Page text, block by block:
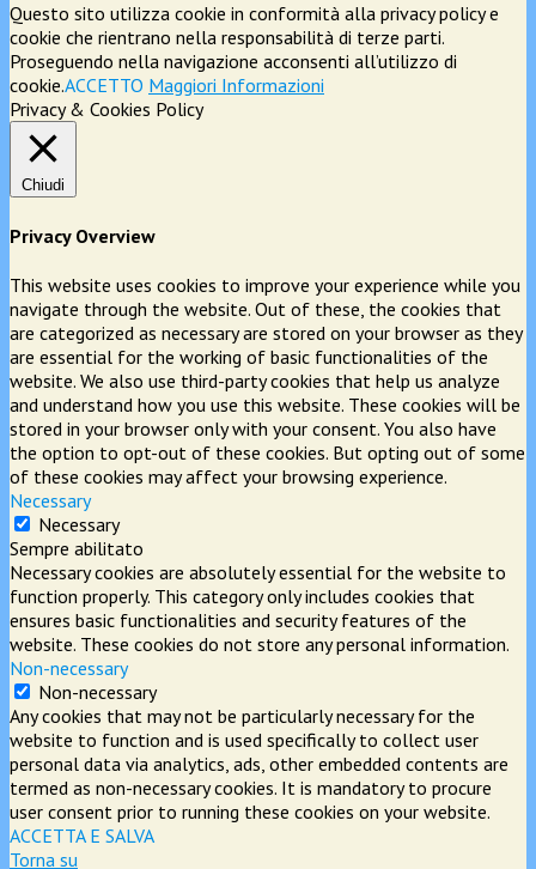
Questo sito utilizza cookie in conformità alla privacy policy e
cookie che rientrano nella responsabilità di terze parti.
Proseguendo nella navigazione acconsenti all’utilizzo di
cookie.ACCETTO Maggiori Informazioni
Privacy & Cookies Policy
Chiudi
Privacy Overview
This website uses cookies to improve your experience while you
navigate through the website. Out of these, the cookies that
are categorized as necessary are stored on your browser as they
are essential for the working of basic functionalities of the
website. We also use third-party cookies that help us analyze
and understand how you use this website. These cookies will be
stored in your browser only with your consent. You also have
the option to opt-out of these cookies. But opting out of some
of these cookies may affect your browsing experience.
Necessary
Necessary
Sempre abilitato
Necessary cookies are absolutely essential for the website to
function properly. This category only includes cookies that
ensures basic functionalities and security features of the
website. These cookies do not store any personal information.
Non-necessary
Non-necessary
Any cookies that may not be particularly necessary for the
website to function and is used specifically to collect user
personal data via analytics, ads, other embedded contents are
termed as non-necessary cookies. It is mandatory to procure
user consent prior to running these cookies on your website.
ACCETTA E SALVA
Torna su